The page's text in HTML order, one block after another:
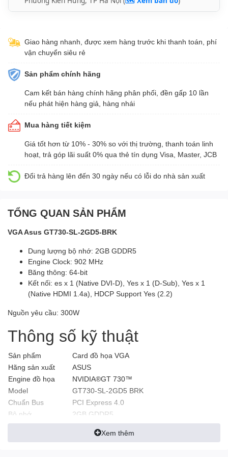
Giao hàng nhanh, được xem hàng trước khi thanh toán, phí
vận chuyển siêu rẻ
Sản phẩm chính hãng
Cam kết bán hàng chính hãng phân phối, đền gấp 10 lần
nếu phát hiện hàng giả, hàng nhái
Mua hàng tiết kiệm
Giá tốt hơn từ 10% - 30% so với thị trường, thanh toán linh
hoạt, trả góp lãi suất 0% qua thẻ tín dụng Visa, Master, JCB
Đổi trả hàng lên đến 30 ngày nếu có lỗi do nhà sản xuất
TỔNG QUAN SẢN PHẨM
VGA Asus GT730-SL-2GD5-BRK
Dung lượng bộ nhớ: 2GB GDDR5
Engine Clock: 902 MHz
Băng thông: 64-bit
Kết nối: es x 1 (Native DVI-D), Yes x 1 (D-Sub), Yes x 1
(Native HDMI 1.4a), HDCP Support Yes (2.2)
Nguồn yêu cầu: 300W
Thông số kỹ thuật
Sản phẩm
Card đồ họa VGA
Hãng sản xuất
ASUS
Engine đồ họa
NVIDIA®GT 730™
Model
GT730-SL-2GD5 BRK
Chuẩn Bus
PCI Express 4.0
Bộ nhớ
2GB GDDR5
Bus bộ nhớ
64-bit
902 MHz
Xem thêm